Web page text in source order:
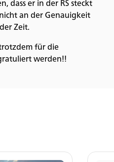
dass er in der RS steckt
an der Genauigkeit
Zeit.
für die
werden!!